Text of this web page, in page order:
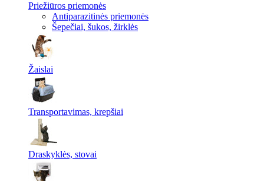
Priežiūros priemonės
Antiparazitinės priemonės
Šepečiai, šukos, žirklės
Žaislai
Transportavimas, krepšiai
Draskyklės, stovai